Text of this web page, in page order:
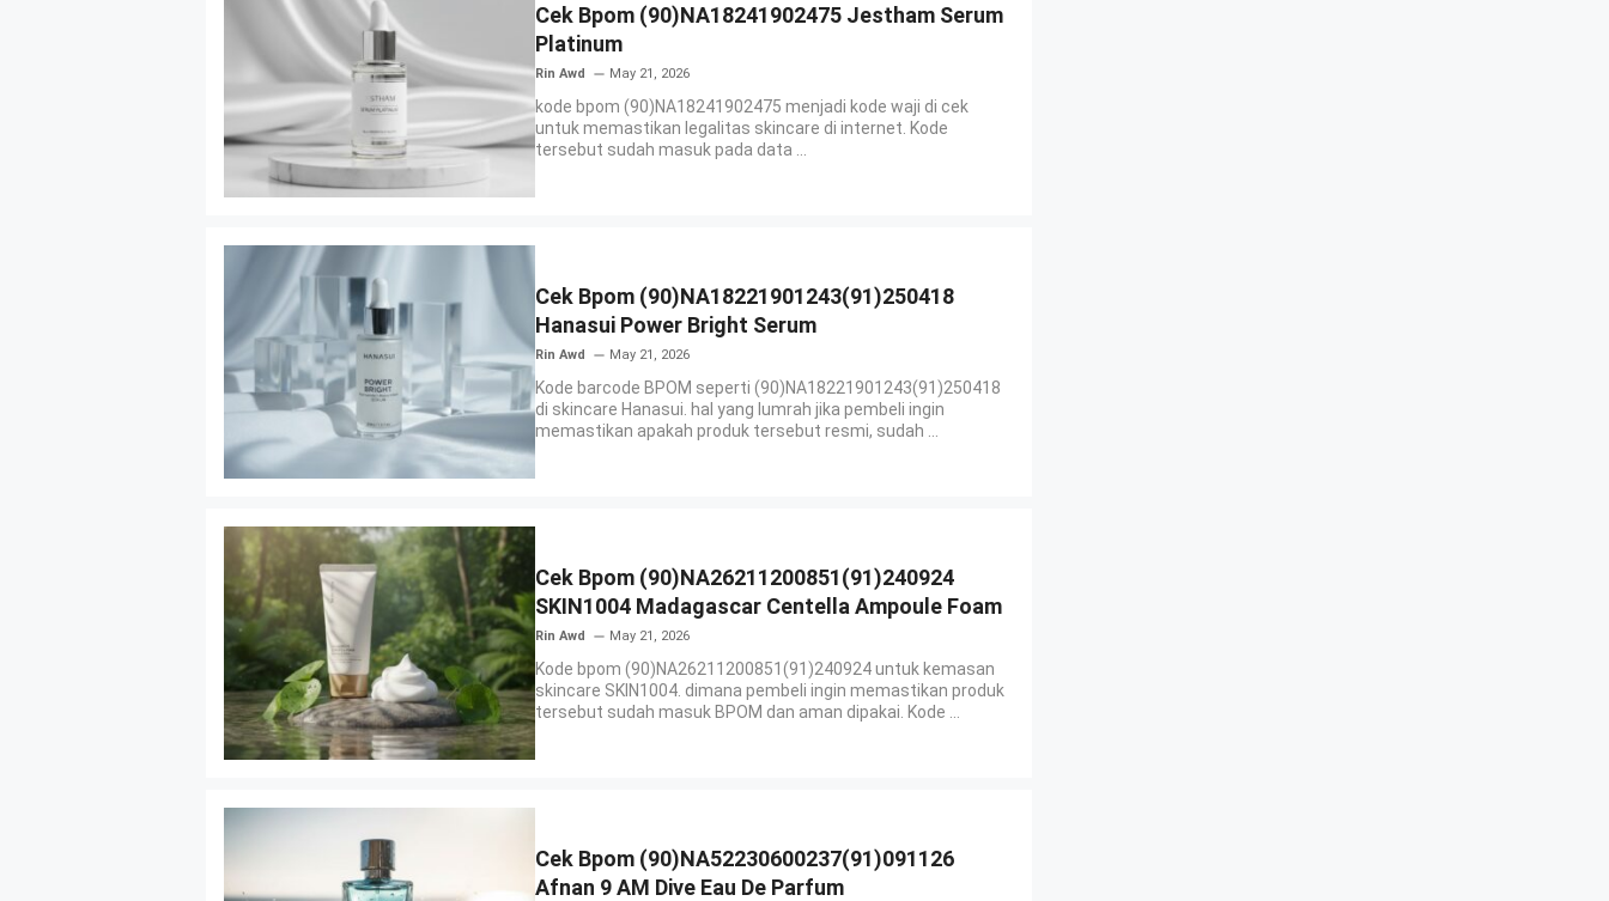
Cek Bpom (90)NA18241902475 Jestham Serum
Platinum
Rin Awd May 21, 2026
kode bpom (90)NA18241902475 menjadi kode waji di cek
untuk memastikan legalitas skincare di internet. Kode
tersebut sudah masuk pada data ...
Cek Bpom (90)NA18221901243(91)250418
Hanasui Power Bright Serum
Rin Awd May 21, 2026
Kode barcode BPOM seperti (90)NA18221901243(91)250418
di skincare Hanasui. hal yang lumrah jika pembeli ingin
memastikan apakah produk tersebut resmi, sudah ...
Cek Bpom (90)NA26211200851(91)240924
SKIN1004 Madagascar Centella Ampoule Foam
Rin Awd May 21, 2026
Kode bpom (90)NA26211200851(91)240924 untuk kemasan
skincare SKIN1004. dimana pembeli ingin memastikan produk
tersebut sudah masuk BPOM dan aman dipakai. Kode ...
Cek Bpom (90)NA52230600237(91)091126
Afnan 9 AM Dive Eau De Parfum